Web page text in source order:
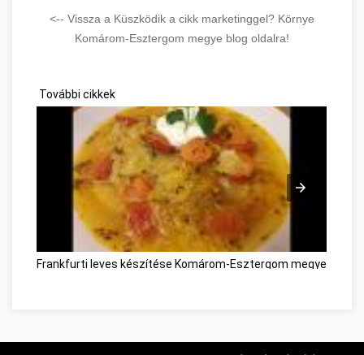
<-- Vissza a Küszködik a cikk marketinggel? Környe
Komárom-Esztergom megye blog oldalra!
További cikkek
Frankfurti leves készítése Komárom-Esztergom megye
Les